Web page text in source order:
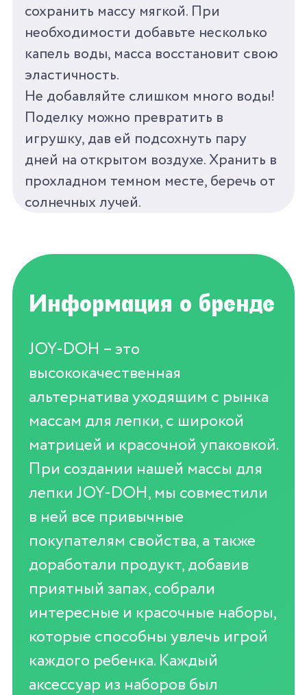
сохранить массу мягкой. При
необходимости добавьте несколько
капель воды, масса восстановит свою
эластичность.
Не добавляйте слишком много воды!
Поделку можно превратить в
игрушку, дав ей подсохнуть пару
дней на открытом воздухе. Хранить в
прохладном темном месте, беречь от
солнечных лучей.
Информация о бренде
JOY-DOH – это
высококачественная
альтернатива уходящим с рынка
массам для лепки, с широкой
матрицей и красочной упаковкой.
При создании нашей массы для
лепки JOY-DOH, мы совместили
в ней все привычные
покупателям свойства, а также
доработали продукт, добавив
приятный запах, собрали
интересные и красочные наборы,
которые способны увлечь игрой
каждого ребенка. Каждый
аксессуар из наборов был
Ozon
Wildberries